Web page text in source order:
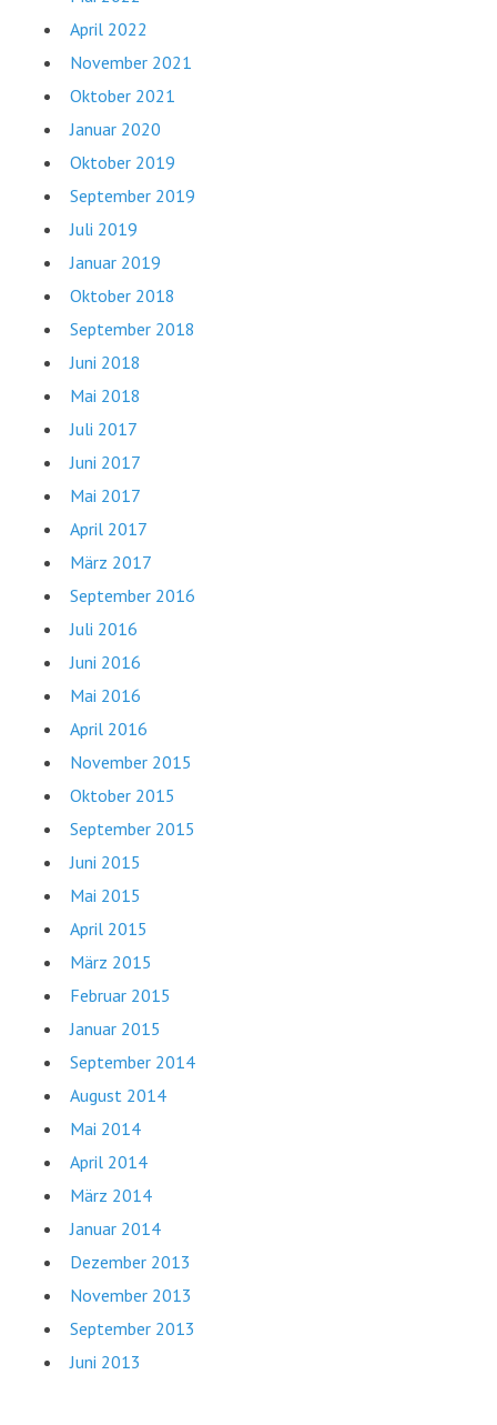
April 2022
November 2021
Oktober 2021
Januar 2020
Oktober 2019
September 2019
Juli 2019
Januar 2019
Oktober 2018
September 2018
Juni 2018
Mai 2018
Juli 2017
Juni 2017
Mai 2017
April 2017
März 2017
September 2016
Juli 2016
Juni 2016
Mai 2016
April 2016
November 2015
Oktober 2015
September 2015
Juni 2015
Mai 2015
April 2015
März 2015
Februar 2015
Januar 2015
September 2014
August 2014
Mai 2014
April 2014
März 2014
Januar 2014
Dezember 2013
November 2013
September 2013
Juni 2013